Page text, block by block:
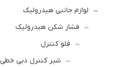
لوازم جانبی هیدرولیک
فشار شکن هیدرولیک
فلو کنترل
شیر کنترل دبی خطی